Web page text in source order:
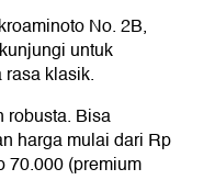
No. 2B,
untuk
klasik.
robusta. Bisa
harga mulai dari Rp
70.000 (premium